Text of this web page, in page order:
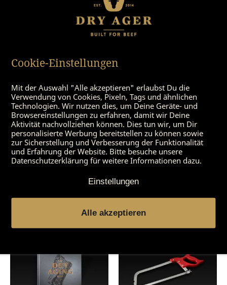
100 Gramm rote Cherrytomaten
100 Gramm gelbe Cherrytomaten
1 Zweig Rosmarin
4-6 Zehen Knoblauch
Passende Produkte
Cookie-Einstellungen
Mit der Auswahl "Alle akzeptieren" erlaubst Du die
Verwendung von Cookies, Pixeln, Tags und ähnlichen
Technologien. Wir nutzen dies, um Deine Geräte- und
Browsereinstellungen zu erfahren, damit wir Deine
Aktivität nachvollziehen können. Dies tun wir, um Dir
personalisierte Werbung bereitstellen zu können sowie
zur Sicherstellung und Verbesserung der Funktionalität
und Erfahrung der Website. Bitte besuche unsere
Datenschutzerklärung für weitere Informationen dazu.
Einstellungen
Alle akzeptieren